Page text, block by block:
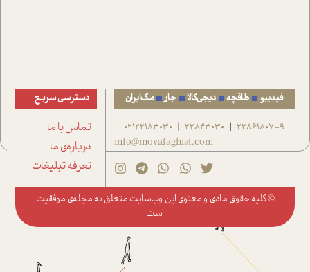
فیدیبو طاقچه دیجی‌کالا جار مگ‌ایران
22861807-9
|
22843030
|
02122183030
info@movafaghiat.com
دسترسی سریع
تماس با ما
درباره‌ی ما
تعرفه تبلیغات
© کلیه حقوق مادی و معنوی این وب‌سایت متعلق به مجله‌ی موفقیت
است